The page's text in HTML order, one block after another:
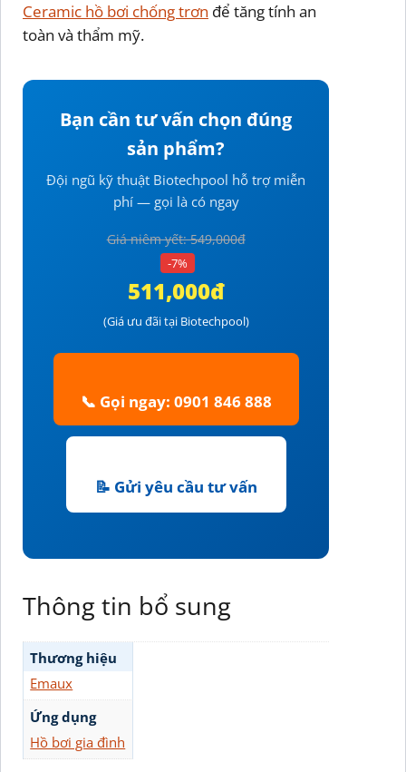
Ceramic hồ bơi chống trơn để tăng tính an
toàn và thẩm mỹ.
Bạn cần tư vấn chọn đúng
sản phẩm?
Đội ngũ kỹ thuật Biotechpool hỗ trợ miễn
phí — gọi là có ngay
Giá niêm yết: 549,000đ
-7%
511,000đ
(Giá ưu đãi tại Biotechpool)
📞 Gọi ngay: 0901 846 888
📝 Gửi yêu cầu tư vấn
Thông tin bổ sung
Thương hiệu
Emaux
Ứng dụng
Hồ bơi gia đình